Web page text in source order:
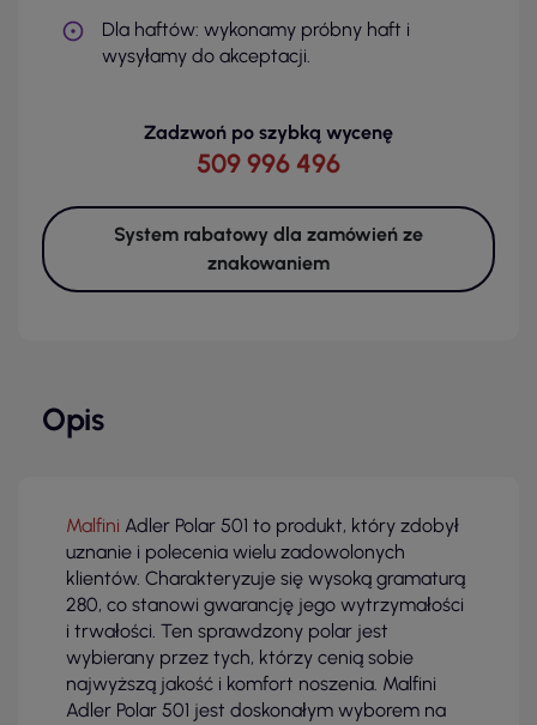
Dla haftów: wykonamy próbny haft i
wysyłamy do akceptacji.
Zadzwoń po szybką wycenę
509 996 496
System rabatowy dla zamówień ze
znakowaniem
Opis
Malfini Adler Polar 501 to produkt, który zdobył
uznanie i polecenia wielu zadowolonych
klientów. Charakteryzuje się wysoką gramaturą
280, co stanowi gwarancję jego wytrzymałości
i trwałości. Ten sprawdzony polar jest
wybierany przez tych, którzy cenią sobie
najwyższą jakość i komfort noszenia. Malfini
Adler Polar 501 jest doskonałym wyborem na